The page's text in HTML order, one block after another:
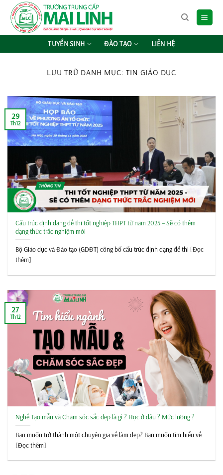
Chuyển
đến
TUYỂN SINH ĐÀO TẠO LIÊN HỆ
LƯU TRỮ DANH MỤC:TIN GIÁO DỤC
Cấu trúc định dạng đề thi tốt nghiệp THPT từ năm 2025 – Sẽ có thêm
dạng thức trắc nghiệm mới
Bộ Giáo dục và Đào tạo (GDĐT) công bố cấu trúc định dạng đề thi [Đọc
thêm]
29
Th12
Nghề Tạo mẫu và Chăm sóc sắc đẹp là gì ? Học ở đâu ? Mức lương ?
Bạn muốn trở thành một chuyên gia về làm đẹp? Bạn muốn tìm hiểu về
[Đọc thêm]
27
Th12